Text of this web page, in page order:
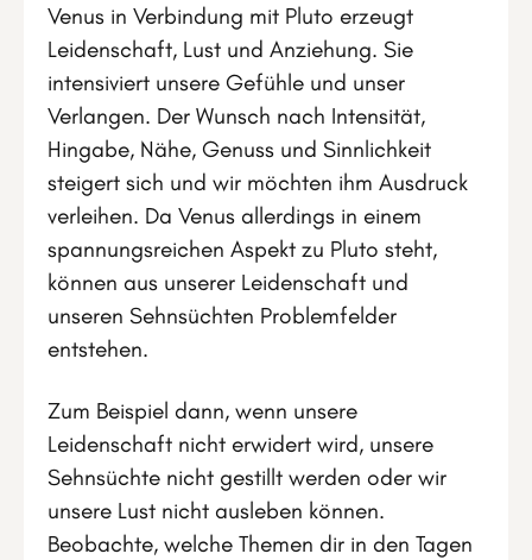
Venus in Verbindung mit Pluto erzeugt
Leidenschaft, Lust und Anziehung. Sie
intensiviert unsere Gefühle und unser
Verlangen. Der Wunsch nach Intensität,
Hingabe, Nähe, Genuss und Sinnlichkeit
steigert sich und wir möchten ihm Ausdruck
verleihen. Da Venus allerdings in einem
spannungsreichen Aspekt zu Pluto steht,
können aus unserer Leidenschaft und
unseren Sehnsüchten Problemfelder
entstehen.
Zum Beispiel dann, wenn unsere
Leidenschaft nicht erwidert wird, unsere
Sehnsüchte nicht gestillt werden oder wir
unsere Lust nicht ausleben können.
Beobachte, welche Themen dir in den Tagen